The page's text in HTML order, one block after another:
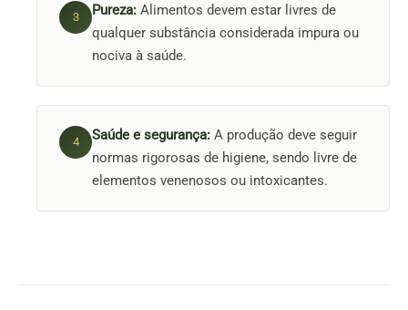
Pureza: Alimentos devem estar livres de
qualquer substância considerada impura ou
nociva à saúde.
Saúde e segurança: A produção deve seguir
normas rigorosas de higiene, sendo livre de
elementos venenosos ou intoxicantes.